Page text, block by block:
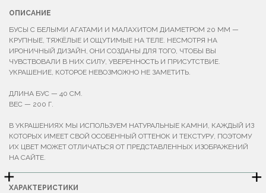
+ +
ОПИСАНИЕ
БУСЫ С БЕЛЫМИ АГАТАМИ И МАЛАХИТОМ ДИАМЕТРОМ 20 ММ —
КРУПНЫЕ, ТЯЖЁЛЫЕ И ОЩУТИМЫЕ НА ТЕЛЕ. НЕСМОТРЯ НА
ИРОНИЧНЫЙ ДИЗАЙН, ОНИ СОЗДАНЫ ДЛЯ ТОГО, ЧТОБЫ ВЫ
ЧУВСТВОВАЛИ В НИХ СИЛУ, УВЕРЕННОСТЬ И ПРИСУТСТВИЕ.
УКРАШЕНИЕ, КОТОРОЕ НЕВОЗМОЖНО НЕ ЗАМЕТИТЬ.
ДЛИНА БУС — 40 СМ.
ВЕС — 200 Г.
В УКРАШЕНИЯХ МЫ ИСПОЛЬЗУЕМ НАТУРАЛЬНЫЕ КАМНИ, КАЖДЫЙ ИЗ
КОТОРЫХ ИМЕЕТ СВОЙ ОСОБЕННЫЙ ОТТЕНОК И ТЕКСТУРУ, ПОЭТОМУ
ИХ ЦВЕТ МОЖЕТ ОТЛИЧАТЬСЯ ОТ ПРЕДСТАВЛЕННЫХ ИЗОБРАЖЕНИЙ
НА САЙТЕ.
ХАРАКТЕРИСТИКИ